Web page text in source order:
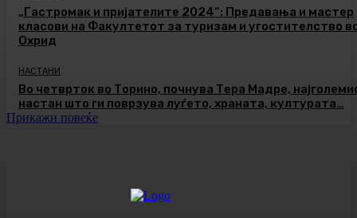
„Гастромак и пријателите 2024“: Предавања и мастер
класови на Факултетот за туризам и угостителство
Охрид
НАСТАНИ
Во четврток во Торино, почнува Тера Мадре,
настан што ги поврзува луѓето, храната, културата…
Прикажи повеќе